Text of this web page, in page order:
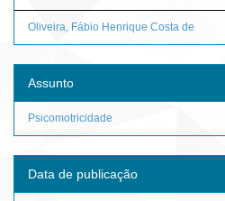
Oliveira, Fábio Henrique Costa de
Assunto
Psicomotricidade
Data de publicação